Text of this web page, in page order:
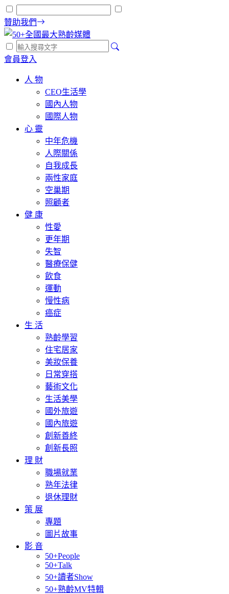
贊助我們
會員登入
人 物
CEO生活學
國內人物
國際人物
心 靈
中年危機
人際關係
自我成長
兩性家庭
空巢期
照顧者
健 康
性愛
更年期
失智
醫療保健
飲食
運動
慢性病
癌症
生 活
熟齡學習
住宅居家
美妝保養
日常穿搭
藝術文化
生活美學
國外旅遊
國內旅遊
創新善終
創新長照
理 財
職場就業
熟年法律
退休理財
策 展
專題
圖片故事
影 音
50+People
50+Talk
50+讀者Show
50+熟齡MV特輯